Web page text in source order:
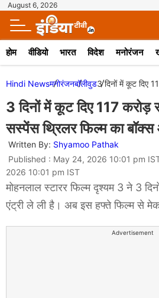
August 6, 2026
होम वीडियो भारत विदेश मनोरंजन
Hindi Newsमनोरंजनबॉलीवुड3 दिनों में कूट दिए
3 दिनों में कूट दिए 117
सस्पेंस थ्रिलर फिल्म का
Written By: Shyamoo Pathak
Published : May 24, 2026 10:01 pm
2026 10:01 pm IST
मोहनलाल स्टारर फिल्म दृश्यम 3 ने 3
एंट्री ले ली है। अब इस हफ्ते फिल्म से
Advertisement